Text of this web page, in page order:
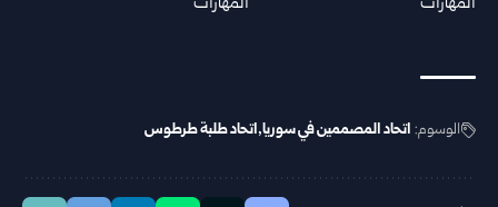
الوسوم: اتحاد المصممين في سوريا اتحاد طلبة ‏طرطوس